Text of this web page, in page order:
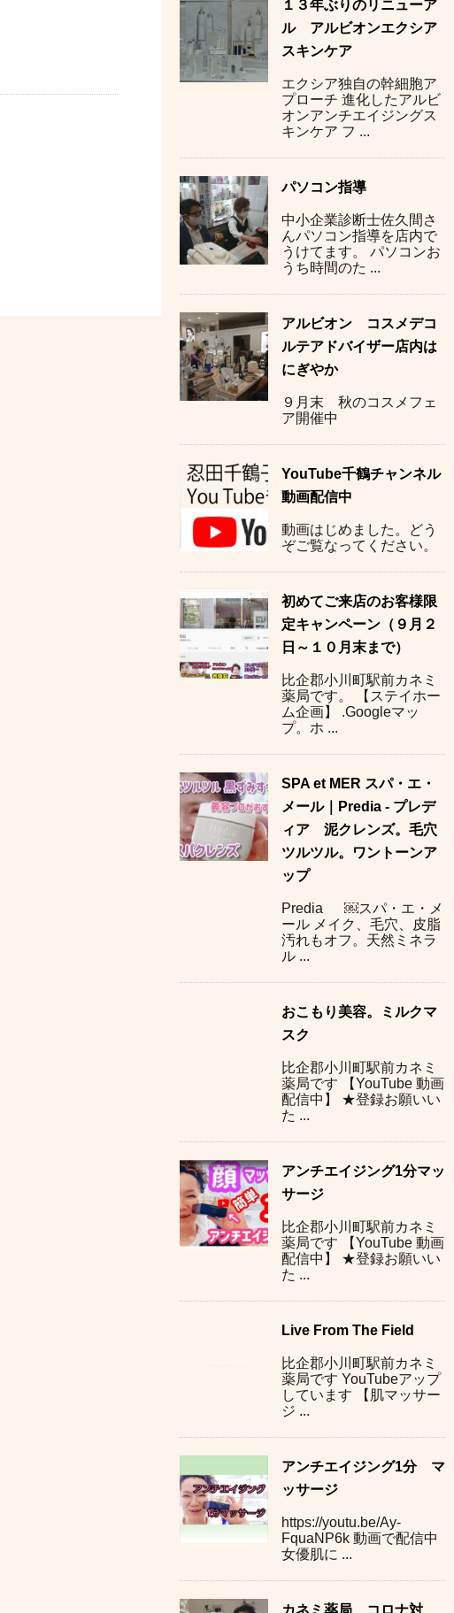
１３年ぶりのリニューア
ル アルビオンエクシア
スキンケア
エクシア独自の幹細胞ア
プローチ 進化したアルビ
オンアンチエイジングス
キンケア フ ...
パソコン指導
中小企業診断士佐久間さ
んパソコン指導を店内で
うけてます。 パソコンお
うち時間のた ...
アルビオン コスメデコ
ルテアドバイザー店内は
にぎやか
９月末 秋のコスメフェ
ア開催中
YouTube千鶴チャンネル
動画配信中
動画はじめました。どう
ぞご覧なってください。
初めてご来店のお客様限
定キャンペーン（９月２
日～１０月末まで）
比企郡小川町駅前カネミ
薬局です。 【ステイホー
ム企画】 .Googleマッ
プ。ホ ...
SPA et MER スパ・エ・
メール｜Predia - プレデ
ィア 泥クレンズ。毛穴
ツルツル。ワントーンア
ップ
Predia ￼スパ・エ・メ
ール メイク、毛穴、皮脂
汚れもオフ。天然ミネラ
ル ...
おこもり美容。ミルクマ
スク
比企郡小川町駅前カネミ
薬局です 【YouTube 動画
配信中】 ★登録お願いい
た ...
アンチエイジング1分マッ
サージ
比企郡小川町駅前カネミ
薬局です 【YouTube 動画
配信中】 ★登録お願いい
た ...
Live From The Field
比企郡小川町駅前カネミ
薬局です YouTubeアップ
しています 【肌マッサー
ジ ...
アンチエイジング1分 マ
ッサージ
https://youtu.be/Ay-
FquaNP6k 動画で配信中
女優肌に ...
カネミ薬局 コロナ対